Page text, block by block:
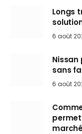
Longs
6 août
Nissan
sans
6 août